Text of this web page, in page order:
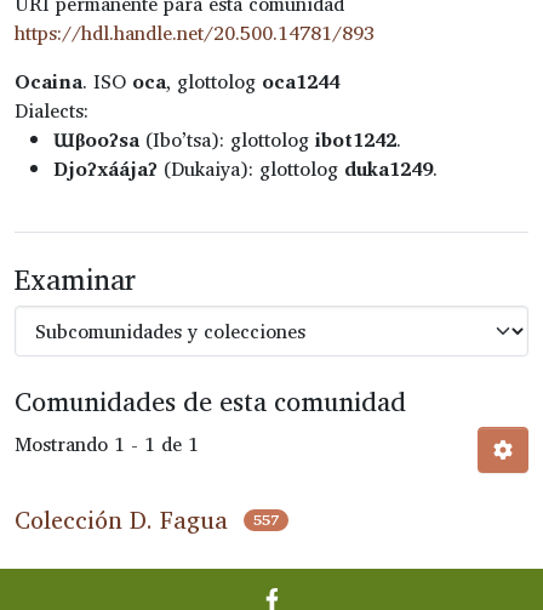
https://hdl.handle.net/20.500.14781/893
Ocaina. ISO oca, glottolog oca1244
Dialects:
Ɯβooʔsa (Ibo’tsa): glottologibot1242.
Djoʔxáájaʔ (Dukaiya): glottolog duka1249.
Examinar
Comunidades de esta comunidad
Mostrando 1 - 1 de 1
Colección D. Fagua 557